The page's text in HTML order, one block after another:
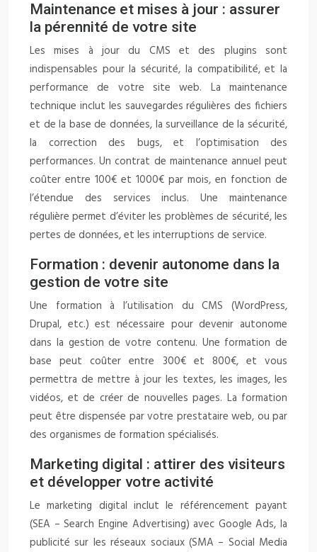
Maintenance et mises à jour : assurer
la pérennité de votre site
Les mises à jour du CMS et des plugins sont
indispensables pour la sécurité, la compatibilité, et la
performance de votre site web. La maintenance
technique inclut les sauvegardes régulières des fichiers
et de la base de données, la surveillance de la sécurité,
la correction des bugs, et l’optimisation des
performances. Un contrat de maintenance annuel peut
coûter entre 100€ et 1000€ par mois, en fonction de
l’étendue des services inclus. Une maintenance
régulière permet d’éviter les problèmes de sécurité, les
pertes de données, et les interruptions de service.
Formation : devenir autonome dans la
gestion de votre site
Une formation à l’utilisation du CMS (WordPress,
Drupal, etc.) est nécessaire pour devenir autonome
dans la gestion de votre contenu. Une formation de
base peut coûter entre 300€ et 800€, et vous
permettra de mettre à jour les textes, les images, les
vidéos, et de créer de nouvelles pages. La formation
peut être dispensée par votre prestataire web, ou par
des organismes de formation spécialisés.
Marketing digital : attirer des visiteurs
et développer votre activité
Le marketing digital inclut le référencement payant
(SEA – Search Engine Advertising) avec Google Ads, la
publicité sur les réseaux sociaux (SMA – Social Media